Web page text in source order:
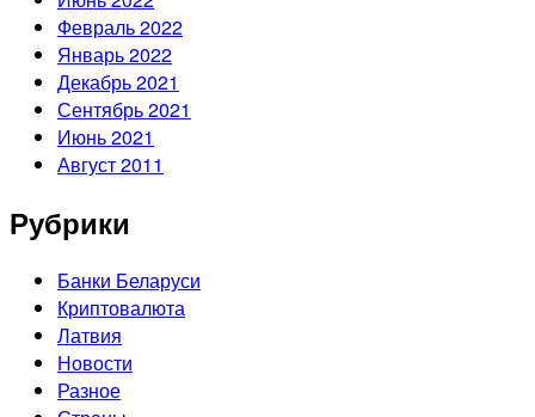
Февраль 2022
Январь 2022
Декабрь 2021
Сентябрь 2021
Июнь 2021
Август 2011
Рубрики
Банки Беларуси
Криптовалюта
Латвия
Новости
Разное